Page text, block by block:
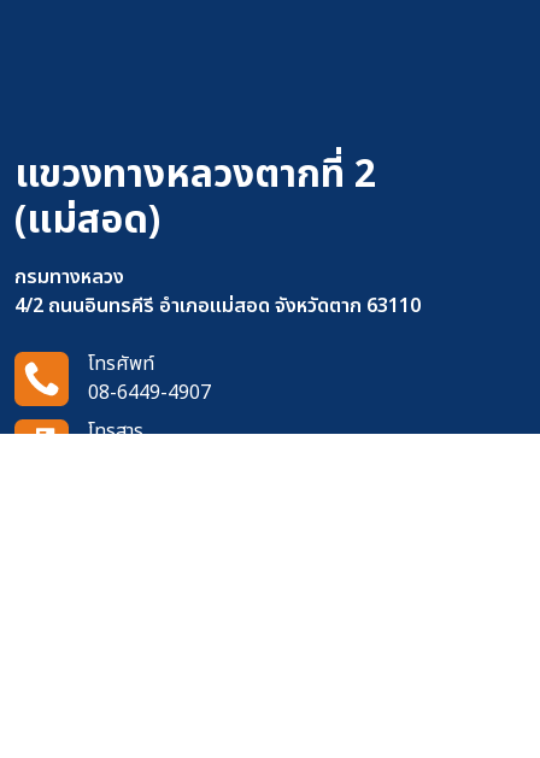
แขวงทางหลวงตากที่ 2
(แม่สอด)
กรมทางหลวง
4/2 ถนนอินทรคีรี อำเภอแม่สอด จังหวัดตาก 63110
โทรศัพท์
08-6449-4907
โทรสาร